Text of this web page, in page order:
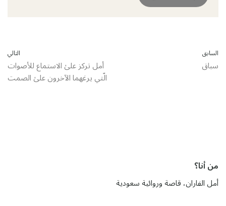
السابق
سباق
التالي
أمل تركز علىٰ الاستماع للأصوات
الّتي يرغهما الآخرون علىٰ الصمت
من أنا؟
أمل الفاران، قاصة وروائية سعودية